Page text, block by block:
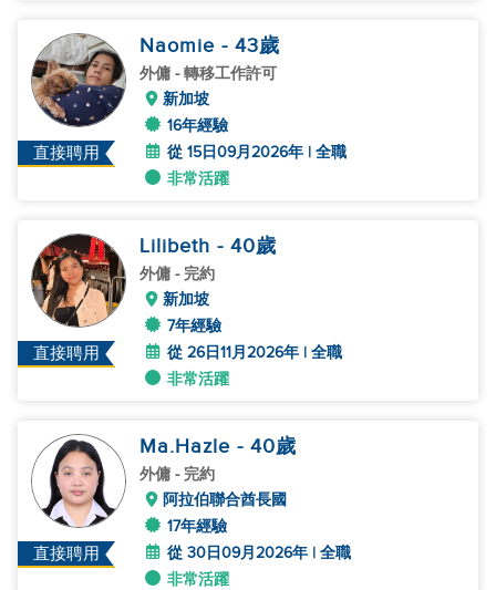
直接聘用
Naomie - 43歲
外傭 - 轉移工作許可
新加坡
16年經驗
從 15日09月2026年 | 全職
非常活躍
直接聘用
Lilibeth - 40歲
外傭 - 完約
新加坡
7年經驗
從 26日11月2026年 | 全職
非常活躍
直接聘用
Ma.Hazle - 40歲
外傭 - 完約
阿拉伯聯合酋長國
17年經驗
從 30日09月2026年 | 全職
非常活躍